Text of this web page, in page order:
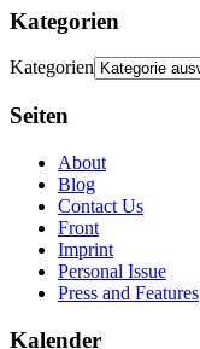
Kategorien
Kategorien
Seiten
About
Blog
Contact Us
Front
Imprint
Personal Issue
Press and Features
Kalender